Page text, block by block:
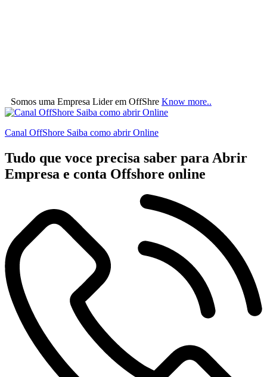
Somos uma Empresa Lider em OffShre Know more..
Canal OffShore Saiba como abrir Online
Tudo que voce precisa saber para Abrir
Empresa e conta Offshore online